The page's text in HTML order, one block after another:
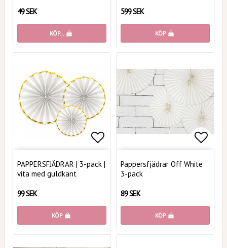
49 SEK
KÖP…
599 SEK
KÖP
PAPPERSFJÄDRAR | 3-pack |
vita med guldkant
99 SEK
KÖP
Pappersfjädrar Off White
3-pack
89 SEK
KÖP